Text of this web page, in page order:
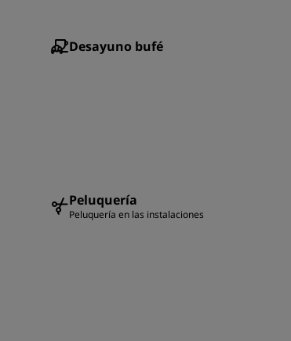
Desayuno bufé
Peluquería
Peluquería en las instalaciones